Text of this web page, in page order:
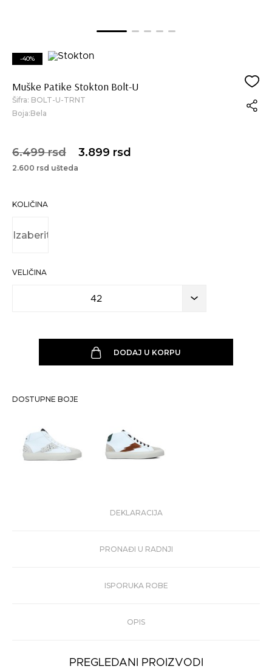
-40%
Muške Patike Stokton Bolt-U
Šifra: BOLT-U-TRNT
Boja:Bela
6.499 rsd 3.899 rsd
2.600 rsd ušteda
KOLIČINA
VELIČINA
42
DODAJ U KORPU
DOSTUPNE BOJE
DEKLARACIJA
PRONAĐI U RADNJI
ISPORUKA ROBE
OPIS
PREGLEDANI PROIZVODI